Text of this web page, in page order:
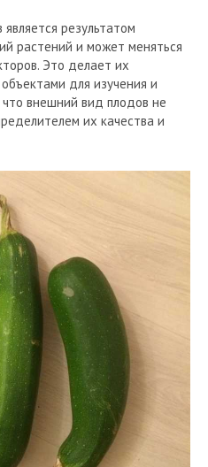
результатом
растений и может меняться
Это делает их
для изучения и
внешний вид плодов не
их качества и